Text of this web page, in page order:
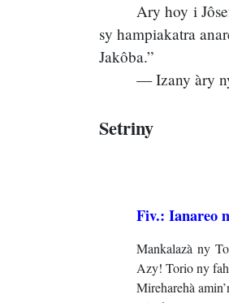
Ary hoy i
sy hampiakatra
Jakôba.”
— Izany àry
Setriny
Fiv.: Ianareo
Mankalazà ny
Azy! Torio ny
Mireharehà